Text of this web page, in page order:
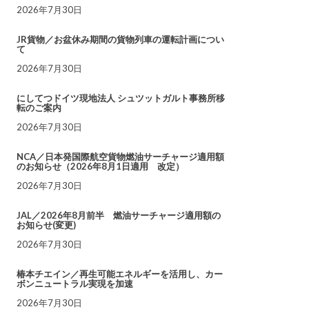
2026年7月30日
JR貨物／お盆休み期間の貨物列車の運転計画につい
て
2026年7月30日
にしてつドイツ現地法人 シュツットガルト事務所移
転のご案内
2026年7月30日
NCA／日本発国際航空貨物燃油サーチャージ適用額
のお知らせ（2026年8月1日適用 改定）
2026年7月30日
JAL／2026年8月前半 燃油サーチャージ適用額の
お知らせ(変更)
2026年7月30日
椿本チエイン／再生可能エネルギーを活用し、カー
ボンニュートラル実現を加速
2026年7月30日